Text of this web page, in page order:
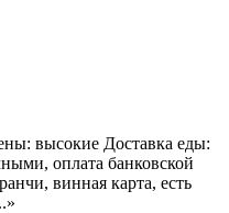
высокие Доставка еды:
оплата банковской
винная карта, есть